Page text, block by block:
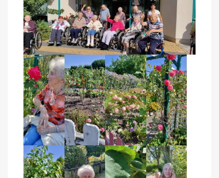
Ausbildung
Glossar
Suche
Kontakt
AWO BB Süd